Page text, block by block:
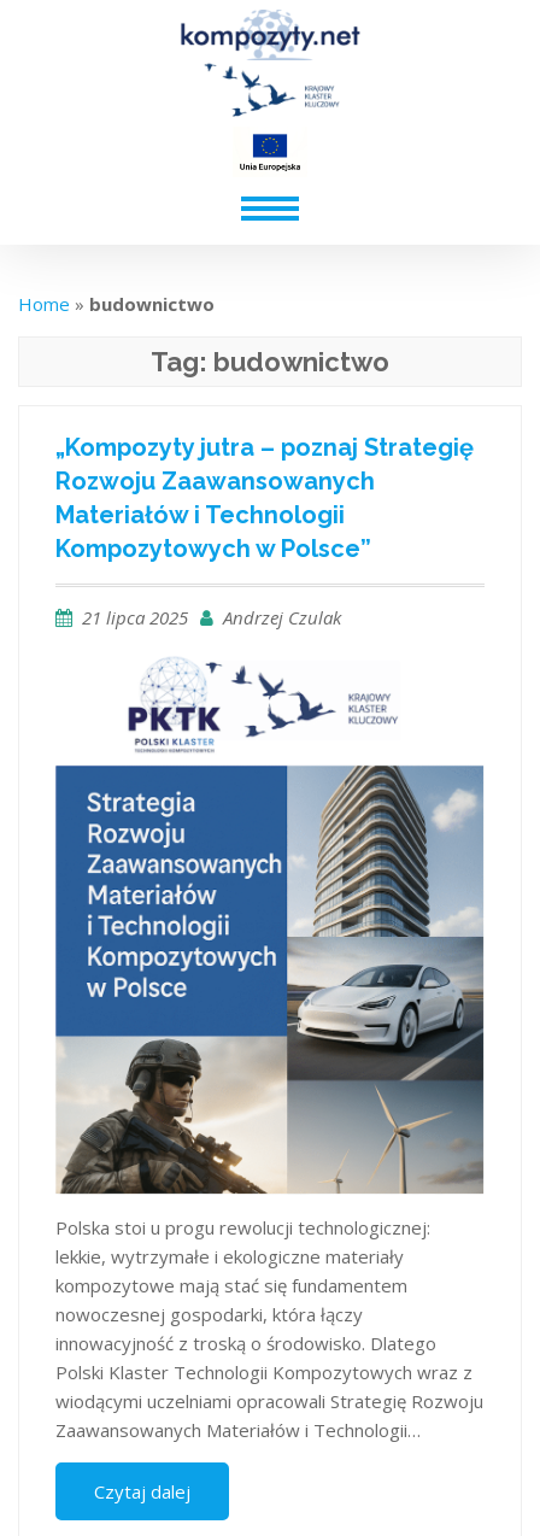
Home » budownictwo
Tag: budownictwo
„Kompozyty jutra – poznaj Strategię
Rozwoju Zaawansowanych
Materiałów i Technologii
Kompozytowych w Polsce”
21 lipca 2025 Andrzej Czulak
Polska stoi u progu rewolucji technologicznej:
lekkie, wytrzymałe i ekologiczne materiały
kompozytowe mają stać się fundamentem
nowoczesnej gospodarki, która łączy
innowacyjność z troską o środowisko. Dlatego
Polski Klaster Technologii Kompozytowych wraz z
wiodącymi uczelniami opracowali Strategię Rozwoju
Zaawansowanych Materiałów i Technologii…
Czytaj dalej